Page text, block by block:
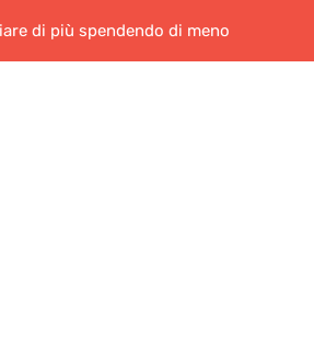
di più spendendo di meno